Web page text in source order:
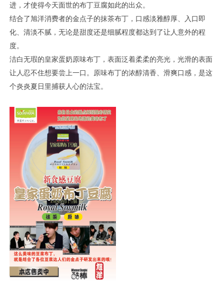
进，才使得今天面世的布丁豆腐如此的出众。
结合了旭洋消费者的金点子的抹茶布丁，口感淡雅醇厚、入口即
化、清淡不腻，无论是甜度还是细腻程度都达到了让人意外的程
度。
洁白无瑕的皇家蛋奶原味布丁，表面泛着柔柔的亮光，光滑的表面
让人忍不住想要尝上一口。原味布丁的浓醇清香、滑爽口感，是这
个炎炎夏日里捕获人心的法宝。